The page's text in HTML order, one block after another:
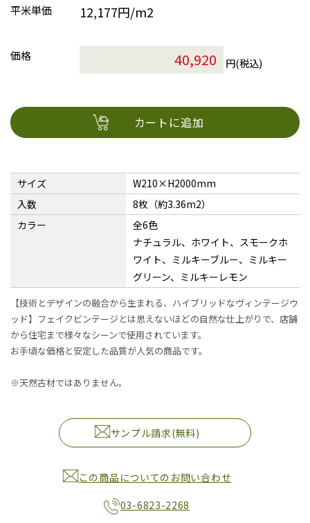
平米単価
12,177円/m2
価格
円(税込)
カートに追加
サイズ
W210×H2000mm
入数
8枚（約3.36m2）
カラー
全6色
ナチュラル、ホワイト、スモークホ
ワイト、ミルキーブルー、ミルキー
グリーン、ミルキーレモン
【技術とデザインの融合から生まれる、ハイブリッドなヴィンテージウ
ッド】 フェイクビンテージとは思えないほどの自然な仕上がりで、店舗
から住宅まで様々なシーンで使用されています。
お手頃な価格と安定した品質が人気の商品です。
※天然古材ではありません。
サンプル請求(無料)
この商品についてのお問い合わせ
03-6823-2268